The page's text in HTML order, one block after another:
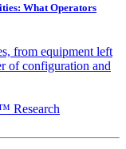
What Operators
from equipment left
of configuration and
Research